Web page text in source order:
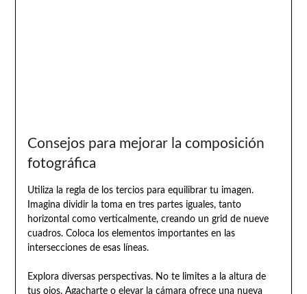
Consejos para mejorar la composición
fotográfica
Utiliza la regla de los tercios para equilibrar tu imagen.
Imagina dividir la toma en tres partes iguales, tanto
horizontal como verticalmente, creando un grid de nueve
cuadros. Coloca los elementos importantes en las
intersecciones de esas líneas.
Explora diversas perspectivas. No te limites a la altura de
tus ojos. Agacharte o elevar la cámara ofrece una nueva